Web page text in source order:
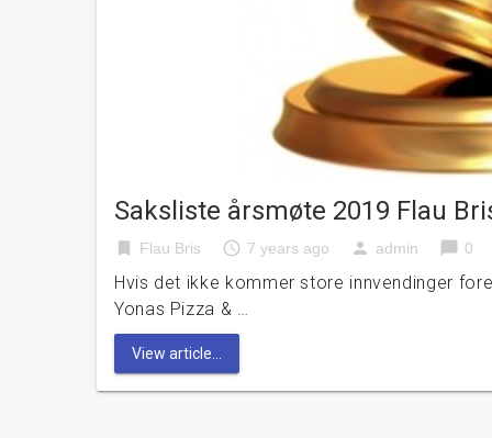
Saksliste årsmøte 2019 Flau
Flau Bris access_time 7 years ago person admin chat_bubble 0
Hvis det ikke kommer store innvendinger
Yonas Pizza & …
View article...